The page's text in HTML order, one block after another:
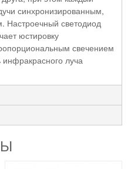
синхронизированным,
Настроечный светодиод
юстировку
свечением
луча